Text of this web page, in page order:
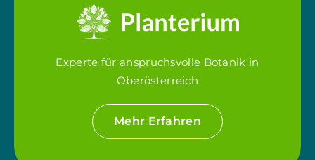
Experte für anspruchsvolle Botanik in
Oberösterreich
Mehr Erfahren